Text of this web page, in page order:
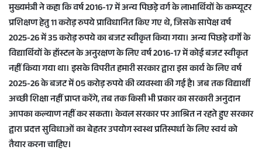
मुख्यमंत्री ने कहा कि वर्ष 2016-17 में अन्य पिछड़े वर्ग के लाभार्थियों के कम्प्यूटर
प्रशिक्षण हेतु 11 करोड़ रुपये प्राविधानित किए गए थे, जिसके सापेक्ष वर्ष
2025-26 में 35 करोड़ रुपये का बजट स्वीकृत किया गया। अन्य पिछड़े वर्गों के
विद्यार्थियों के हॉस्टल के अनुरक्षण के लिए वर्ष 2016-17 में कोई बजट स्वीकृत
नहीं किया गया था। इसके विपरीत हमारी सरकार द्वारा इस कार्य के लिए वर्ष
2025-26 के बजट में 05 करोड़ रुपये की व्यवस्था की गई है। जब तक विद्यार्थी
अच्छी शिक्षा नहीं प्राप्त करेंगे, तब तक किसी भी प्रकार का सरकारी अनुदान
आपका कल्याण नहीं कर सकता। केवल सरकार पर आश्रित न रहते हुए सरकार
द्वारा प्रदत्त सुविधाओं का बेहतर उपयोग स्वस्थ प्रतिस्पर्धा के लिए स्वयं को
तैयार करना चाहिए।